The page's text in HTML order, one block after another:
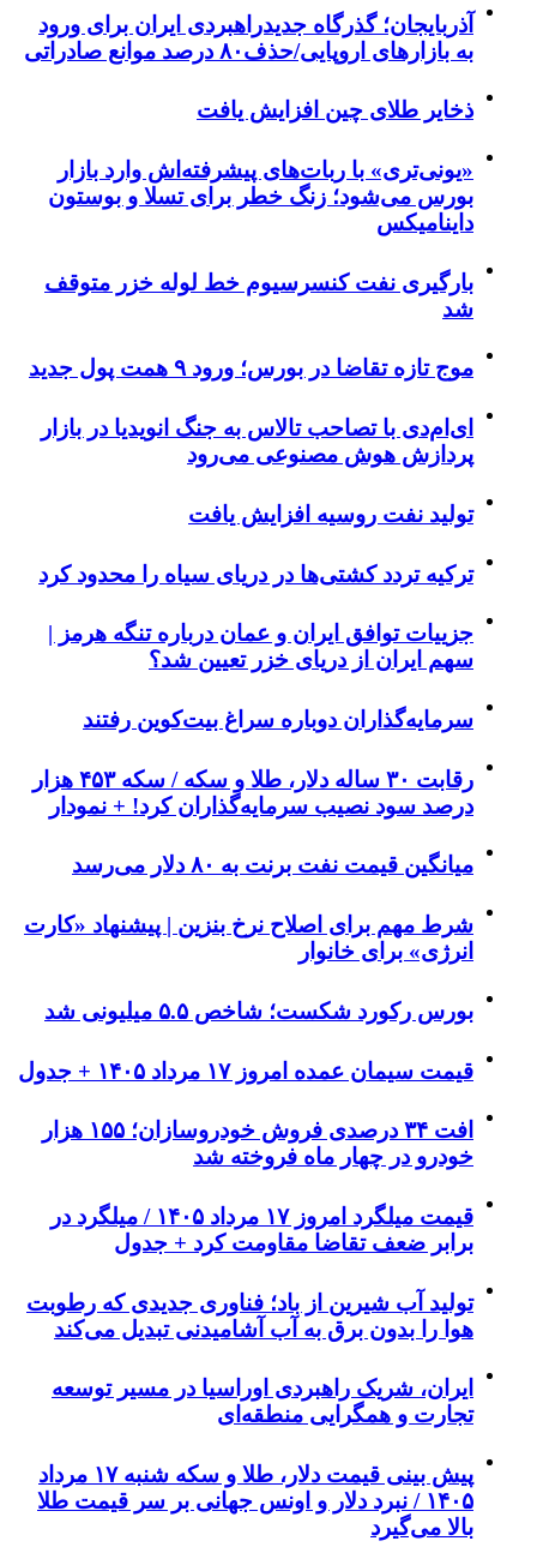
آذربایجان؛ گذرگاه جدیدراهبردی ایران برای ورود
به بازارهای اروپایی/حذف۸۰ درصد موانع صادراتی
ذخایر طلای چین افزایش یافت
«یونی‌تری» با ربات‌های پیشرفته‌اش وارد بازار
بورس می‌شود؛ زنگ خطر برای تسلا و بوستون
داینامیکس
بارگیری نفت کنسرسیوم خط لوله خزر متوقف
شد
موج تازه تقاضا در بورس؛ ورود ۹ همت پول جدید
ای‌ام‌دی با تصاحب تالاس به جنگ انویدیا در بازار
پردازش هوش مصنوعی می‌رود
تولید نفت روسیه افزایش یافت
ترکیه تردد کشتی‌ها در دریای سیاه را محدود کرد
جزییات توافق ایران و عمان درباره تنگه هرمز |
سهم ایران از دریای خزر تعیین شد؟
سرمایه‌گذاران دوباره سراغ بیت‌کوین رفتند
رقابت ۳۰ ساله دلار، طلا و سکه / سکه ۴۵۳ هزار
درصد سود نصیب سرمایه‌گذاران کرد! + نمودار
میانگین قیمت نفت برنت به ۸۰ دلار می‌رسد
شرط مهم برای اصلاح نرخ بنزین | پیشنهاد «کارت
انرژی» برای خانوار
بورس رکورد شکست؛ شاخص ۵.۵ میلیونی شد
قیمت سیمان عمده امروز ۱۷ مرداد ۱۴۰۵ + جدول
افت ۳۴ درصدی فروش خودروسازان؛ ۱۵۵ هزار
خودرو در چهار ماه فروخته شد
قیمت میلگرد امروز ۱۷ مرداد ۱۴۰۵ / میلگرد در
برابر ضعف تقاضا مقاومت کرد + جدول
تولید آب شیرین از باد؛ فناوری جدیدی که رطوبت
هوا را بدون برق به آب آشامیدنی تبدیل می‌کند
ایران، شریک راهبردی اوراسیا در مسیر توسعه
تجارت و همگرایی منطقه‌ای
پیش ‌بینی قیمت دلار، طلا و سکه شنبه ۱۷ مرداد
۱۴۰۵ / نبرد دلار و اونس جهانی بر سر قیمت طلا
بالا می‌گیرد